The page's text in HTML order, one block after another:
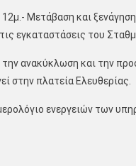
12μ.- Μετάβαση και
εγκαταστάσεις του
ανακύκλωση και την
στην πλατεία Ελευθερίας.
ενεργειών των